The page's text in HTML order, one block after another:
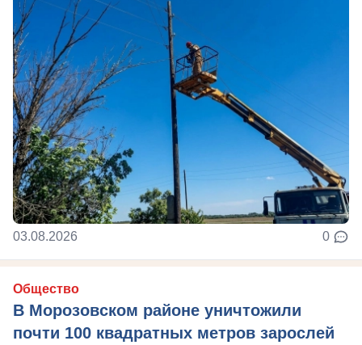
03.08.2026 0
Общество
В Морозовском районе уничтожили
почти 100 квадратных метров зарослей